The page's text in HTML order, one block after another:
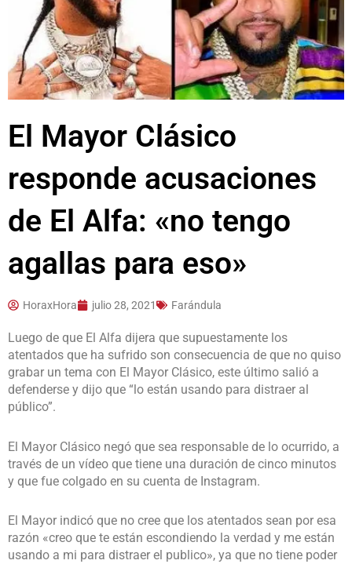
El Mayor Clásico
responde acusaciones
de El Alfa: «no tengo
agallas para eso»
HoraxHora julio 28, 2021 Farándula
Luego de que El Alfa dijera que supuestamente los
atentados que ha sufrido son consecuencia de que no quiso
grabar un tema con El Mayor Clásico, este último salió a
defenderse y dijo que “lo están usando para distraer al
público”.
El Mayor Clásico negó que sea responsable de lo ocurrido, a
través de un vídeo que tiene una duración de cinco minutos
y que fue colgado en su cuenta de Instagram.
El Mayor indicó que no cree que los atentados sean por esa
razón «creo que te están escondiendo la verdad y me están
usando a mi para distraer el publico», ya que no tiene poder